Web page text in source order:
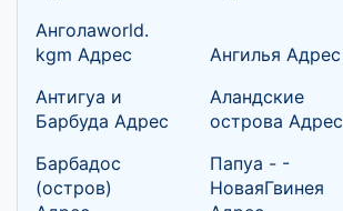
Анголаworld.
kgm Адрес
Ангилья Адрес
Антигуа и
Барбуда Адрес
Аландские
острова Адрес
Барбадос
(остров)
Папуа - -
НоваяГвинея